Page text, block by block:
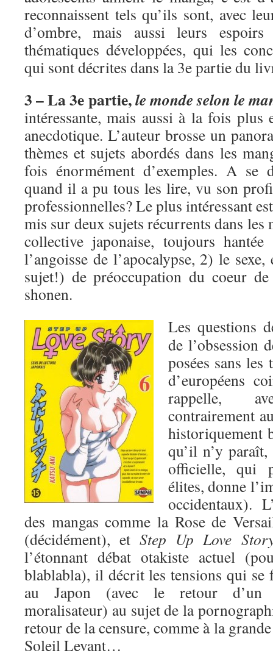
reconnaissent tels qu’ils sont, avec
d’ombre, mais aussi leurs
thématiques développées, qui les
qui sont décrites dans la 3e partie du
3 – La 3e partie,le monde selon le
intéressante, mais aussi à la fois plus
anecdotique. L’auteur brosse un
thèmes et sujets abordés dans les
fois énormément d’exemples. A se
quand il a pu tous les lire, vu son
professionnelles? Le plus intéressant
mis sur deux sujets récurrents dans les
collective japonaise, toujours
l’angoisse de l’apocalypse, 2) le
sujet!) de préoccupation du coeur
shonen.
Les questions
de l’obsession
posées sans
d’européens
rappelle,
contrairement
historiquement
qu’il n’y
officielle, qui
élites, donne
occidentaux).
des mangas comme la Rose de
(décidément), etStep Up Love
l’étonnant débat otakiste actuel
blablabla), il décrit les tensions qui
au Japon (avec le retour d’un
moralisateur) au sujet de la
retour de la censure, comme à la
Soleil Levant…